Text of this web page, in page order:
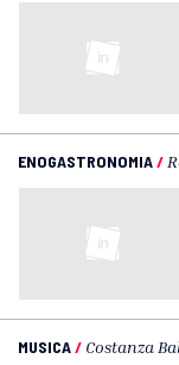
ENOGASTRONOMIA/
MUSICA/ Costanza